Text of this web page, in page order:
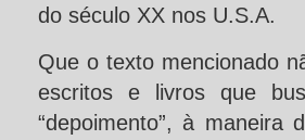
do século XX nos U.S.A.
Que o texto mencionado
escritos e livros que
“depoimento”, à maneira